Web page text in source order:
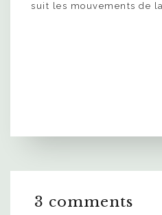
suit les mouvements de
3 comments